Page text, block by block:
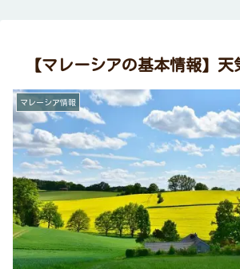
【マレーシアの基本情報】天
マレーシア情報